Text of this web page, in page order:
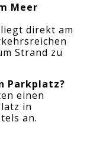
Meer
direkt am
Strand zu
Parkplatz?
einen
in
an.